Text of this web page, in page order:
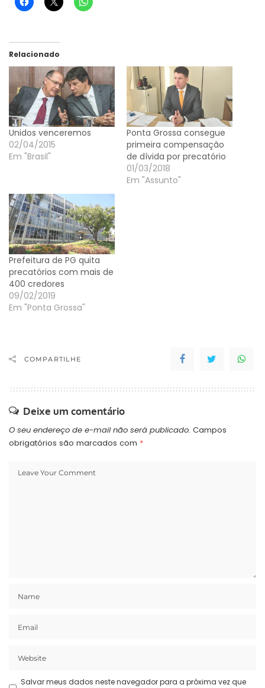
Relacionado
Unidos venceremos
02/04/2015
Em "Brasil"
Ponta Grossa consegue
primeira compensação
de dívida por precatório
01/03/2018
Em "Assunto"
Prefeitura de PG quita
precatórios com mais de
400 credores
09/02/2019
Em "Ponta Grossa"
COMPARTILHE
Deixe um comentário
O seu endereço de e-mail não será publicado. Campos
obrigatórios são marcados com *
Salvar meus dados neste navegador para a próxima vez que